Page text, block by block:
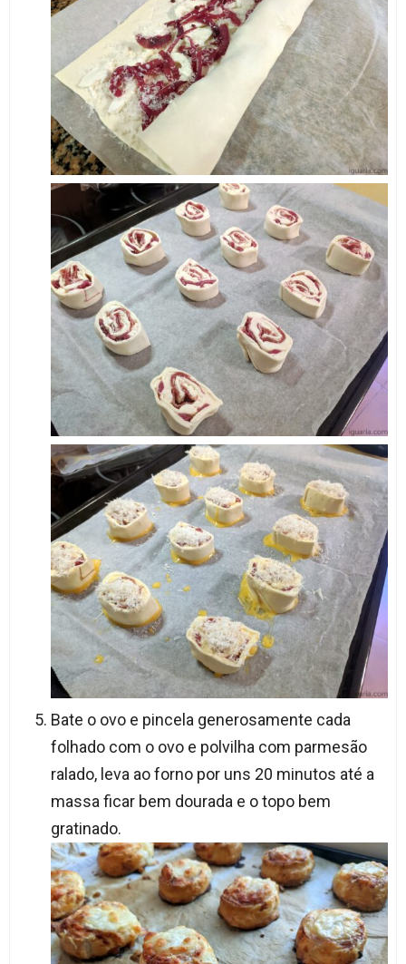
Bate o ovo e pincela generosamente cada
folhado com o ovo e polvilha com parmesão
ralado, leva ao forno por uns 20 minutos até a
massa ficar bem dourada e o topo bem
gratinado.